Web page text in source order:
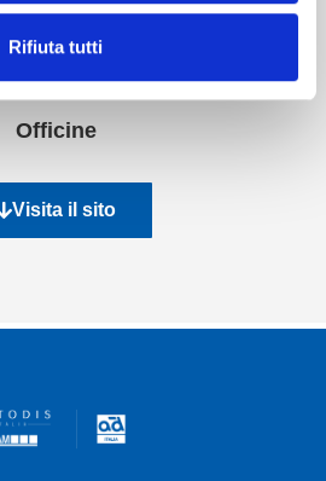
Rifiuta tutti
Officine
89
Visita il sito